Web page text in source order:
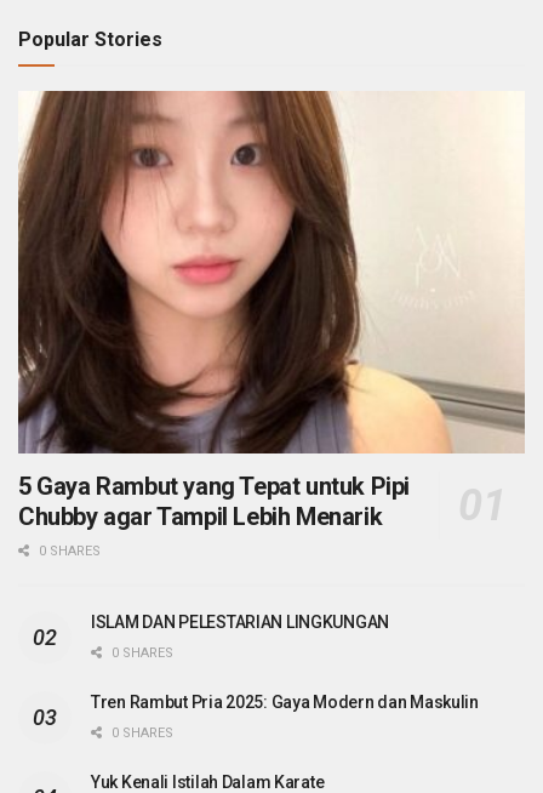
Popular Stories
5 Gaya Rambut yang Tepat untuk Pipi
Chubby agar Tampil Lebih Menarik
0 SHARES
ISLAM DAN PELESTARIAN LINGKUNGAN
0 SHARES
Tren Rambut Pria 2025: Gaya Modern dan Maskulin
0 SHARES
Yuk Kenali Istilah Dalam Karate